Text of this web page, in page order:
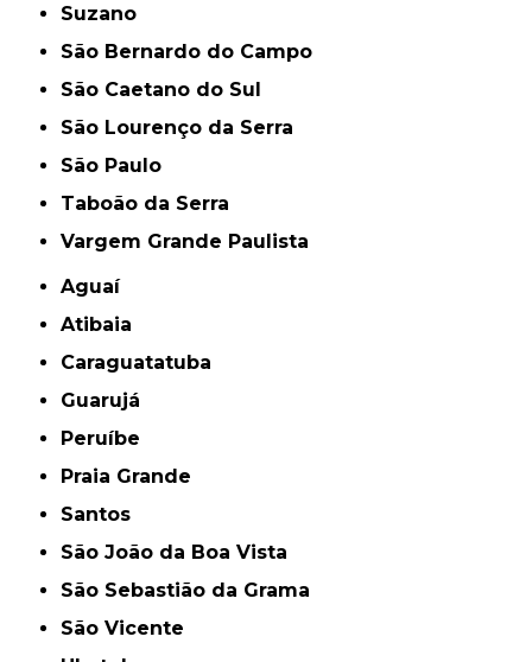
Suzano
São Bernardo do Campo
São Caetano do Sul
São Lourenço da Serra
São Paulo
Taboão da Serra
Vargem Grande Paulista
Aguaí
Atibaia
Caraguatatuba
Guarujá
Peruíbe
Praia Grande
Santos
São João da Boa Vista
São Sebastião da Grama
São Vicente